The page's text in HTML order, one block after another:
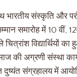
भारतीय संस्कृति और
समारोह में 10 वीं,
विद्यार्थियों का
की अग्रणी संस्था
दुष्यंत संग्रहालय में